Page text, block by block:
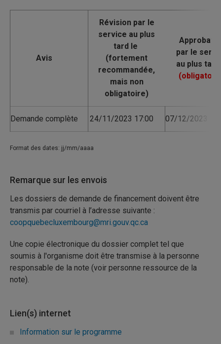
Avis
Demande complète 24/11/2023 17:00 07/12/2023
Format des dates: jj/mm/aaaa
Remarque sur les envois
Les dossiers de demande de financement doivent être
transmis par courriel à l’adresse suivante :
coopquebecluxembourg@mri.gouv.qc.ca
Une copie électronique du dossier complet tel que
soumis à l'organisme doit être transmise à la personne
responsable de la note (voir personne ressource de la
note).
Lien(s) internet
Information sur le programme